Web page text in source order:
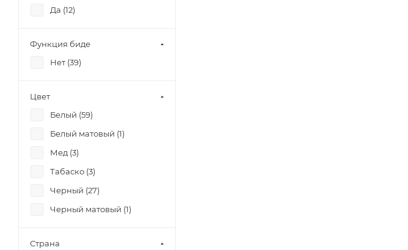
Да (12)
Функция биде
Нет (39)
Цвет
Белый (59)
Белый матовый (1)
Мед (3)
Табаско (3)
Черный (27)
Черный матовый (1)
Страна